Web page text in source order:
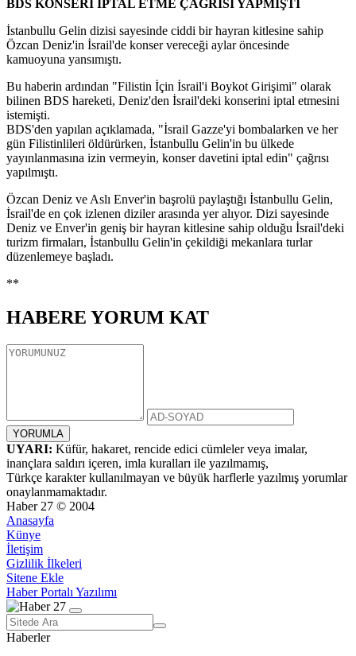
BDS KONSERİ İPTAL ETME ÇAĞRISI YAPMIŞTI
İstanbullu Gelin dizisi sayesinde ciddi bir hayran kitlesine sahip
Özcan Deniz'in İsrail'de konser vereceği aylar öncesinde
kamuoyuna yansımıştı.
Bu haberin ardından "Filistin İçin İsrail'i Boykot Girişimi" olarak
bilinen BDS hareketi, Deniz'den İsrail'deki konserini iptal etmesini
istemişti.
BDS'den yapılan açıklamada, "İsrail Gazze'yi bombalarken ve her
gün Filistinlileri öldürürken, İstanbullu Gelin'in bu ülkede
yayınlanmasına izin vermeyin, konser davetini iptal edin" çağrısı
yapılmıştı.
Özcan Deniz ve Aslı Enver'in başrolü paylaştığı İstanbullu Gelin,
İsrail'de en çok izlenen diziler arasında yer alıyor. Dizi sayesinde
Deniz ve Enver'in geniş bir hayran kitlesine sahip olduğu İsrail'deki
turizm firmaları, İstanbullu Gelin'in çekildiği mekanlara turlar
düzenlemeye başladı.
**
HABERE YORUM KAT
UYARI: Küfür, hakaret, rencide edici cümleler veya imalar,
inançlara saldırı içeren, imla kuralları ile yazılmamış,
Türkçe karakter kullanılmayan ve büyük harflerle yazılmış yorumlar
onaylanmamaktadır.
Haber 27 © 2004
Anasayfa
Künye
İletişim
Gizlilik İlkeleri
Sitene Ekle
Haber Portalı Yazılımı
Haberler